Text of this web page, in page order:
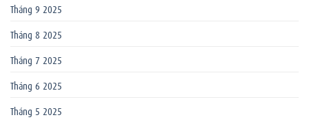
Tháng 9 2025
Tháng 8 2025
Tháng 7 2025
Tháng 6 2025
Tháng 5 2025